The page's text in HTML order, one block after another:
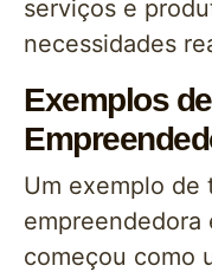
serviços e
necessidades
Exemplos
Um exemplo de
empreendedora
começou como